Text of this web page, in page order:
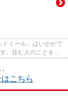
ドミール」はいかがで
。住む人のことを考
こちら